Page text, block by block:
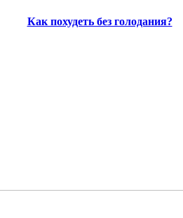
Как похудеть без голодания?